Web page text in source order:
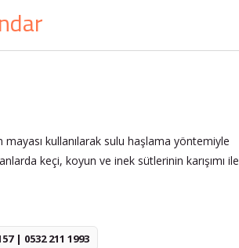
kullanılarak sulu haşlama yöntemiyle
keçi, koyun ve inek sütlerinin karışımı ile
| 0532 211 1993